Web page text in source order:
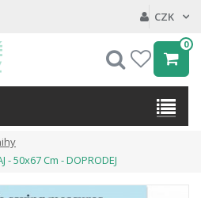
CZK
My
wishlist
0
Hledat
50x67 Cm - DOPRODEJ